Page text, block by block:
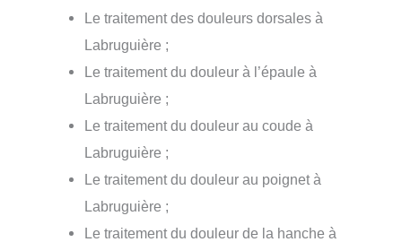
Le traitement des douleurs dorsales à
Labruguière ;
Le traitement du douleur à l’épaule à
Labruguière ;
Le traitement du douleur au coude à
Labruguière ;
Le traitement du douleur au poignet à
Labruguière ;
Le traitement du douleur de la hanche à